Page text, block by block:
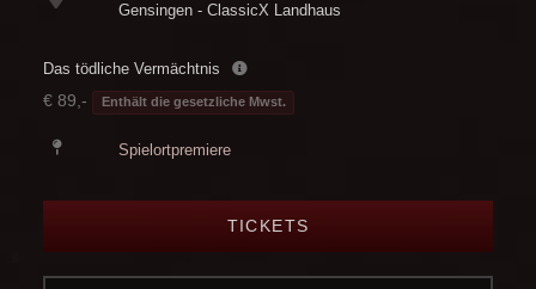
Gensingen - ClassicX Landhaus
Das tödliche Vermächtnis
€ 89,- Enthält die gesetzliche Mwst.
Spielortpremiere
TICKETS